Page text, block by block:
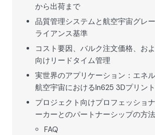
から出荷まで
品質管理システムと航空宇宙グレ
ライアンス基準
コスト要因、バルク注文価格、お
向けリードタイム管理
実世界のアプリケーション：エネ
航空宇宙におけるIn625 3Dプリン
プロジェクト向けプロフェッショ
ーカーとのパートナーシップの方法
FAQ